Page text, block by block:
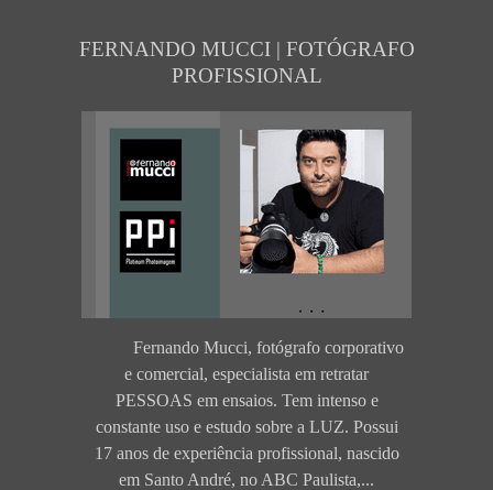
FERNANDO MUCCI | FOTÓGRAFO
PROFISSIONAL
Fernando Mucci, fotógrafo corporativo
e comercial, especialista em retratar
PESSOAS em ensaios. Tem intenso e
constante uso e estudo sobre a LUZ. Possui
17 anos de experiência profissional, nascido
em Santo André, no ABC Paulista,...